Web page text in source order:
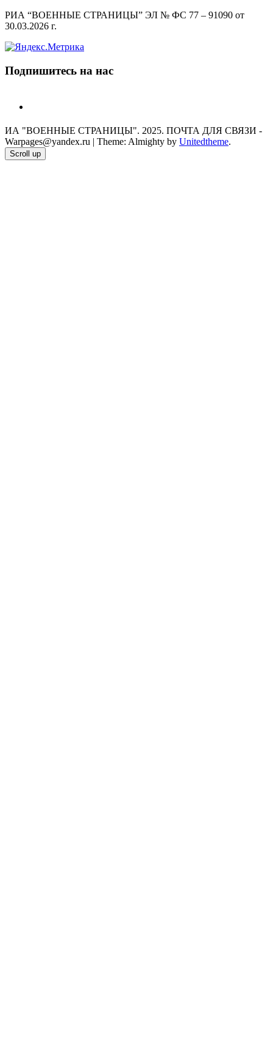
РИА “ВОЕННЫЕ СТРАНИЦЫ” ЭЛ № ФС 77 – 91090 от
30.03.2026 г.
Подпишитесь на нас
ИА "ВОЕННЫЕ СТРАНИЦЫ". 2025. ПОЧТА ДЛЯ СВЯЗИ -
Warpages@yandex.ru | Theme: Almighty by Unitedtheme.
Scroll up